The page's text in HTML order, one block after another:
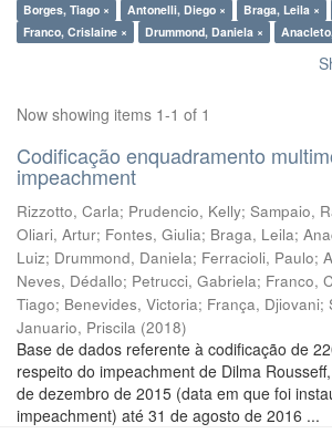
Borges, Tiago ×
Antonelli, Diego × Braga, Leila ×
Franco, Crislaine ×
Drummond, Daniela ×
Now showing items 1-1 of 1
Codificação enquadramento
impeachment
Rizzotto, Carla; Prudencio, Kelly; Sampaio,
Oliari, Artur; Fontes, Giulia; Braga, Leila;
Luiz; Drummond, Daniela; Ferracioli, Paulo;
Neves, Dédallo; Petrucci, Gabriela; Franco,
Tiago; Benevides, Victoria; França, Djiovani;
Januario, Priscila (2018)
Base de dados referente à codificação de
respeito do impeachment de Dilma
de dezembro de 2015 (data em que foi
impeachment) até 31 de agosto de 2016 ...